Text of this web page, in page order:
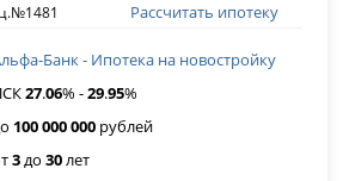
Рассчитать ипотеку
Банк - Ипотека на новостройку
27.06% -29.95%
100 000 000 рублей
3до30лет